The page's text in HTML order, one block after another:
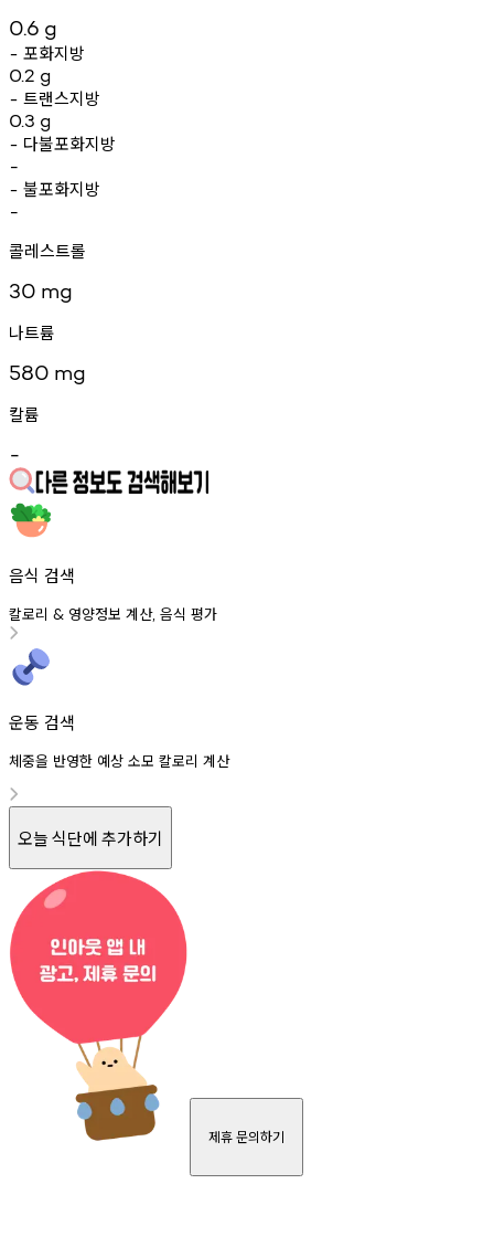
0.6 g
- 포화지방
0.2 g
- 트랜스지방
0.3 g
- 다불포화지방
-
- 불포화지방
-
콜레스트롤
30 mg
나트륨
580 mg
칼륨
-
음식 검색
칼로리 & 영양정보 계산, 음식 평가
운동 검색
체중을 반영한 예상 소모 칼로리 계산
오늘 식단에 추가하기
제휴 문의하기